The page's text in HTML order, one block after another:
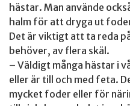
hästar. Man använde
halm för att dryga ut
Det är viktigt att ta reda
behöver, av flera skäl.
– Väldigt många hästar i
eller är till och med feta.
mycket foder eller för